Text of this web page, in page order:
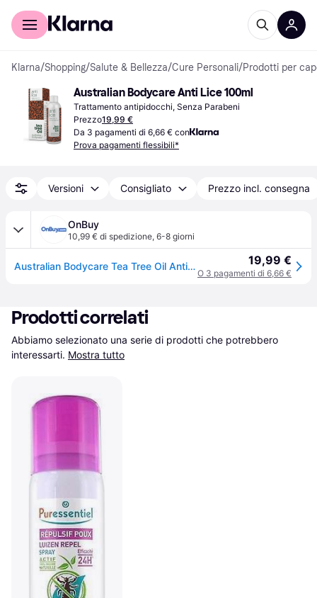
Per il tuo shopping
Klarna/Shopping/Salute & Bellezza/Cure Personali/Prodotti per
Australian Bodycare Anti Lice 100ml
Trattamento antipidocchi, Senza Parabeni
Prezzo19,99 €
Da 3 pagamenti di 6,66 € con
Prova pagamenti flessibili*
Versioni Consigliato Prezzo incl. consegna
OnBuy
10,99 € di spedizione, 6-8 giorni
Australian Bodycare Tea Tree Oil Anti Pidocchi 100ml 19,99 €
O 3 pagamenti di 6,66 €
Prodotti correlati
Abbiamo selezionato una serie di prodotti che potrebbero
interessarti. Mostra tutto